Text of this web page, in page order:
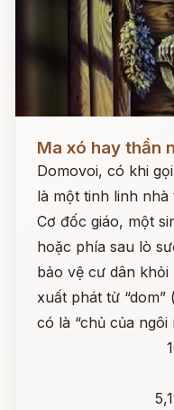
Ma xó hay thần
Domovoi, có khi
là một tinh linh
Cơ đốc giáo, một
hoặc phía sau lò
bảo vệ cư dân
xuất phát từ
có là “chủ của ngôi